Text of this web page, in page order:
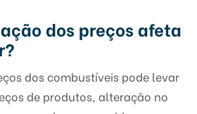
dos preços afeta
dos combustíveis pode levar
de produtos, alteração no